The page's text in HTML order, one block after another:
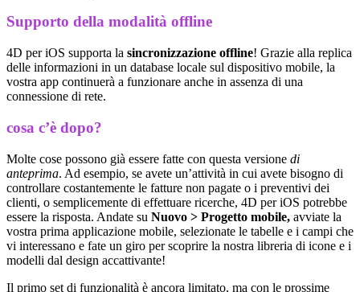
Supporto della modalità offline
4D per iOS supporta la sincronizzazione offline! Grazie alla replica
delle informazioni in un database locale sul dispositivo mobile, la
vostra app continuerà a funzionare anche in assenza di una
connessione di rete.
cosa c’è dopo?
Molte cose possono già essere fatte con questa versione di
anteprima. Ad esempio, se avete un’attività in cui avete bisogno di
controllare costantemente le fatture non pagate o i preventivi dei
clienti, o semplicemente di effettuare ricerche, 4D per iOS potrebbe
essere la risposta. Andate su Nuovo > Progetto mobile, avviate la
vostra prima applicazione mobile, selezionate le tabelle e i campi che
vi interessano e fate un giro per scoprire la nostra libreria di icone e i
modelli dal design accattivante!
Il primo set di funzionalità è ancora limitato, ma con le prossime